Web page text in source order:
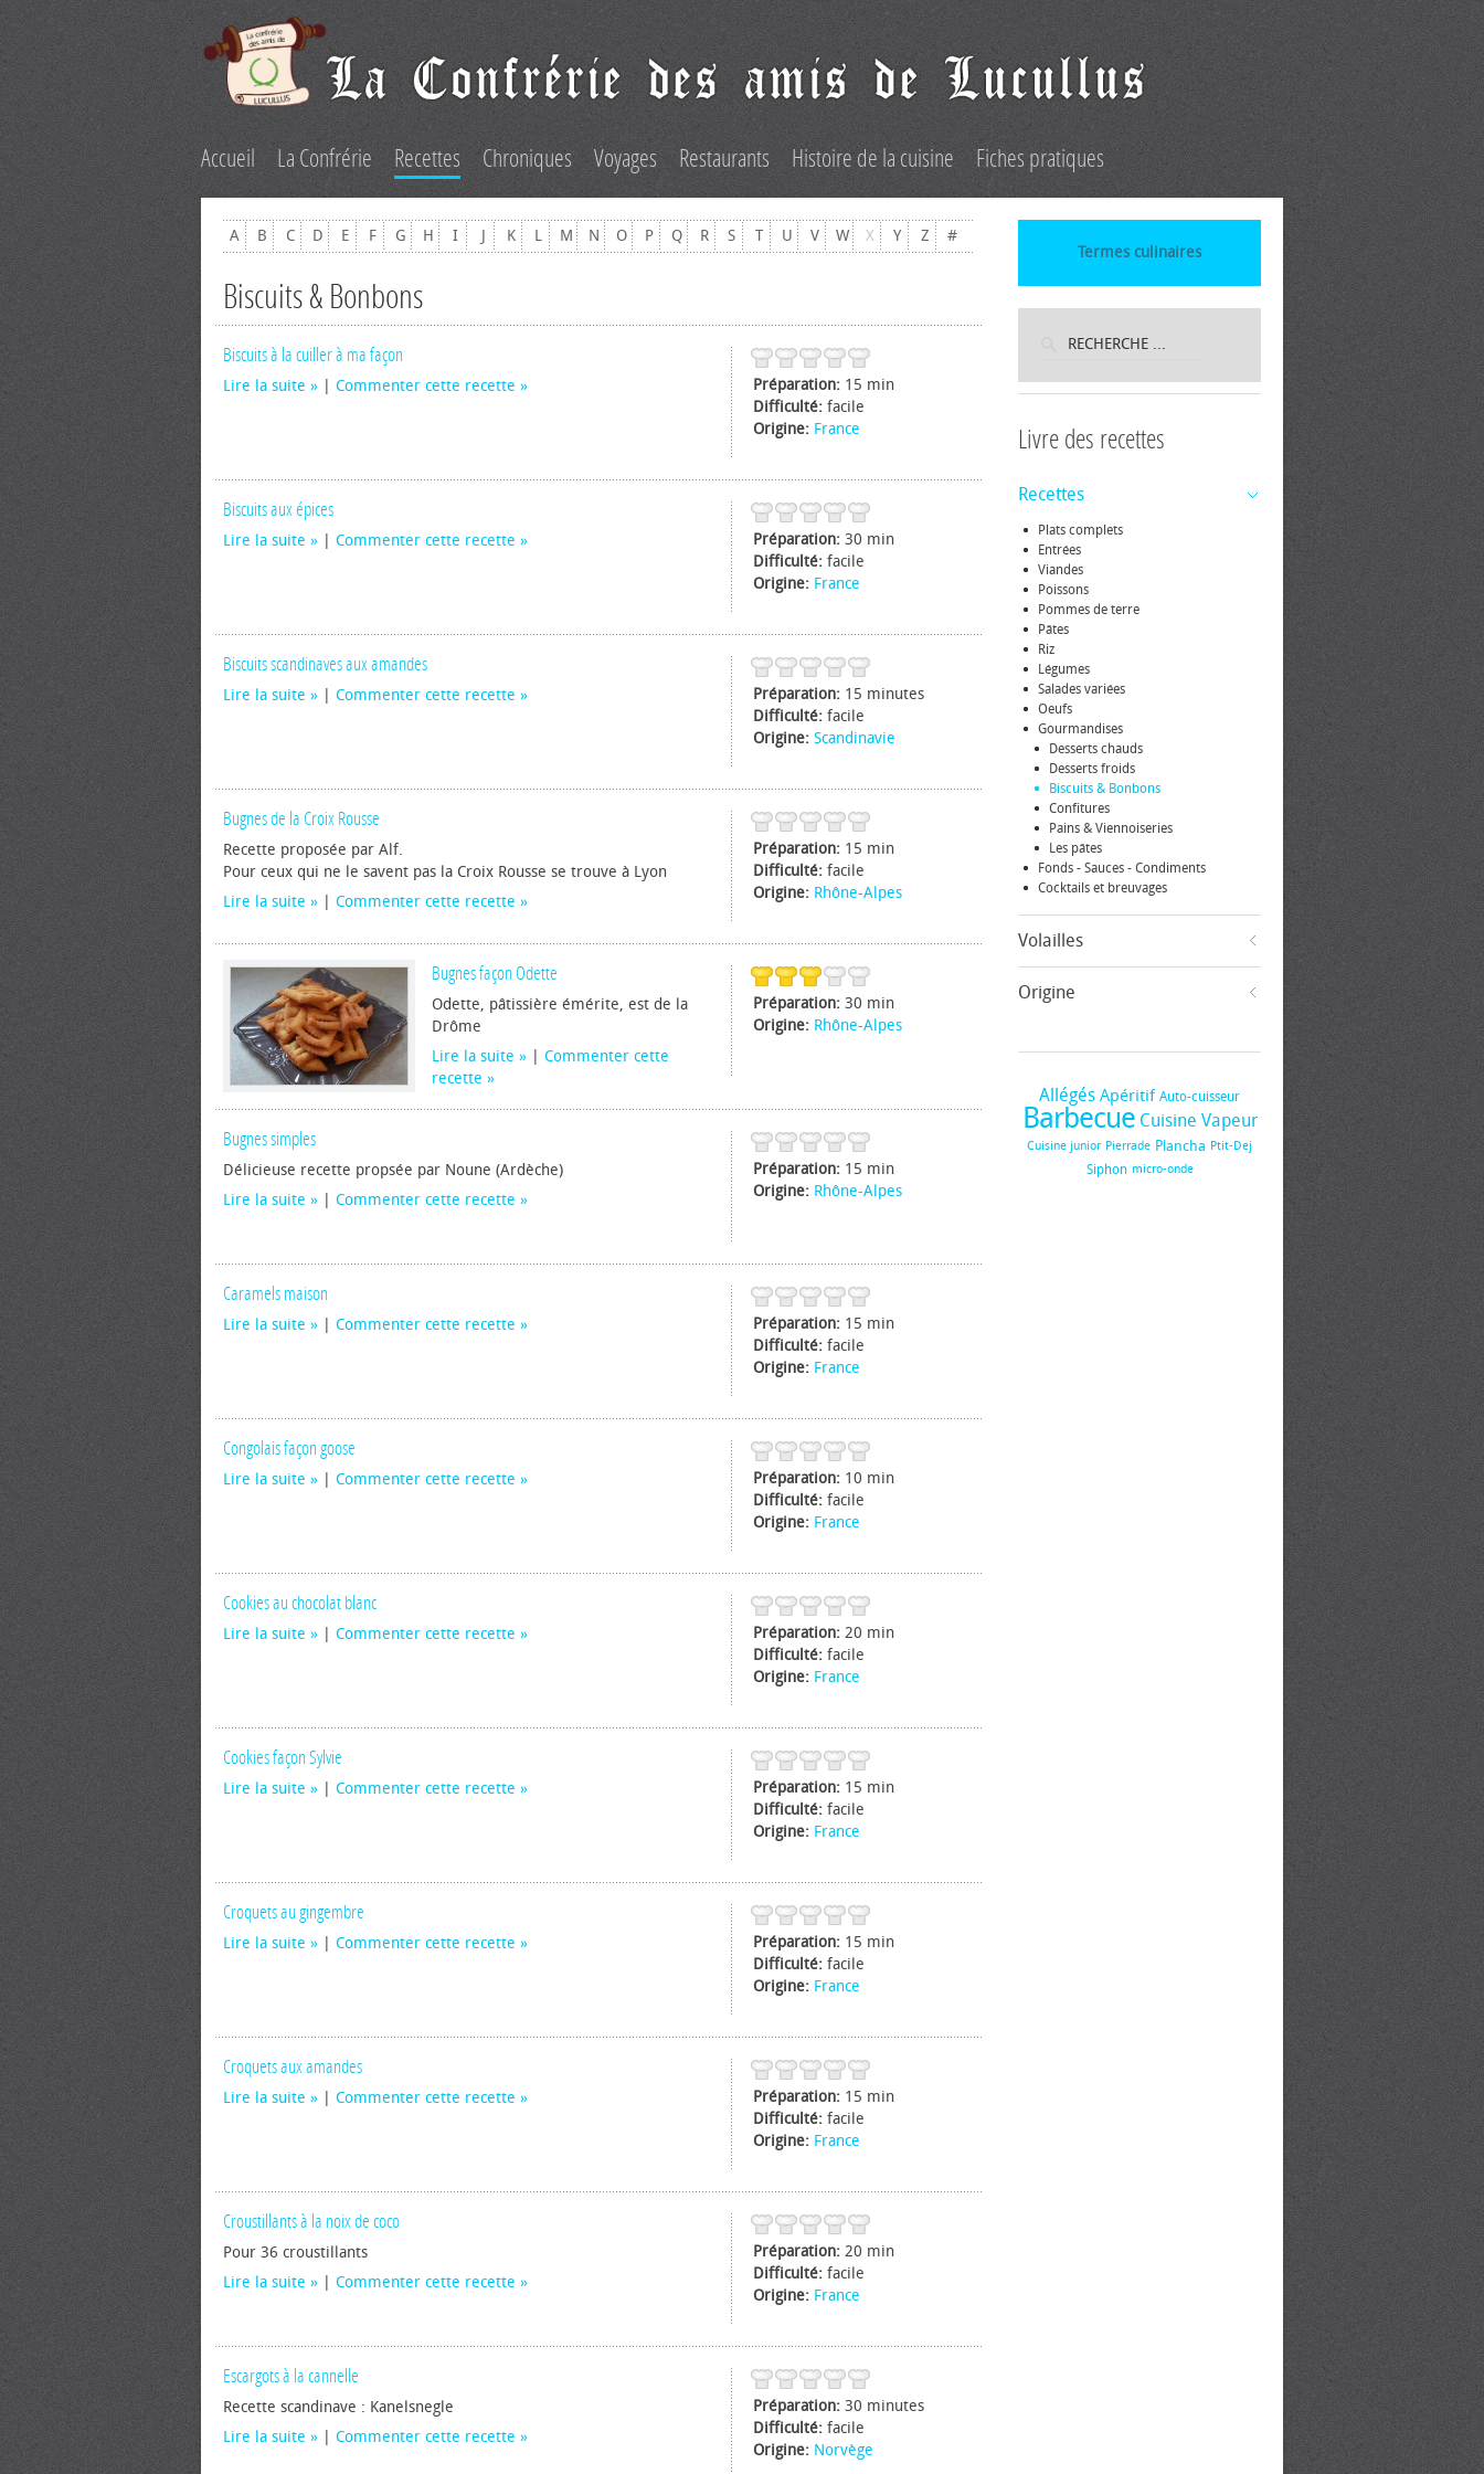
Accueil La Confrérie Recettes Chroniques Voyages Restaurants Histoire de la cuisine Fiches pratiques
A B C D E F G H I J K L M N O P Q R S T U V W X Y Z #
Biscuits & Bonbons
Préparation: 15 min
Difficulté: facile
Origine: France
Biscuits à la cuiller à ma façon
Lire la suite Commenter cette recette
Préparation: 30 min
Difficulté: facile
Origine: France
Biscuits aux épices
Lire la suite Commenter cette recette
Préparation: 15 minutes
Difficulté: facile
Origine: Scandinavie
Biscuits scandinaves aux amandes
Lire la suite Commenter cette recette
Préparation: 15 min
Difficulté: facile
Origine: Rhône-Alpes
Bugnes de la Croix Rousse
Recette proposée par Alf.
Pour ceux qui ne le savent pas la Croix Rousse se trouve à Lyon
Lire la suite
Commenter cette recette
Préparation: 30 min
Origine: Rhône-Alpes
Bugnes façon Odette
Odette, pâtissière émérite, est de la
Drôme
Lire la suite
Commenter cette
recette
Préparation: 15 min
Origine: Rhône-Alpes
Bugnes simples
Délicieuse recette propsée par Noune (Ardèche)
Lire la suite
Commenter cette recette
Préparation: 15 min
Difficulté: facile
Origine: France
Caramels maison
Lire la suite Commenter cette recette
Préparation: 10 min
Difficulté: facile
Origine: France
Congolais façon goose
Lire la suite Commenter cette recette
Préparation: 20 min
Difficulté: facile
Origine: France
Cookies au chocolat blanc
Lire la suite Commenter cette recette
Préparation: 15 min
Difficulté: facile
Origine: France
Cookies façon Sylvie
Lire la suite Commenter cette recette
Préparation: 15 min
Difficulté: facile
Origine: France
Croquets au gingembre
Lire la suite Commenter cette recette
Préparation: 15 min
Difficulté: facile
Origine: France
Croquets aux amandes
Lire la suite Commenter cette recette
Préparation: 20 min
Difficulté: facile
Origine: France
Croustillants à la noix de coco
Pour 36 croustillants
Lire la suite
Commenter cette recette
Préparation: 30 minutes
Difficulté: facile
Origine: Norvège
Escargots à la cannelle
Recette scandinave : Kanelsnegle
Lire la suite
Commenter cette recette
Termes culinaires
Livre des recettes
Recettes
Plats complets
Entrées
Viandes
Poissons
Pommes de terre
Pâtes
Riz
Légumes
Salades variées
Oeufs
Gourmandises
Desserts chauds
Desserts froids
Biscuits & Bonbons
Confitures
Pains & Viennoiseries
Les pâtes
Fonds - Sauces - Condiments
Cocktails et breuvages
Volailles
Origine
Allégés Apéritif Auto-cuisseur
Barbecue Cuisine Vapeur
Cuisine junior Pierrade Plancha Ptit-Dej
Siphon micro-onde